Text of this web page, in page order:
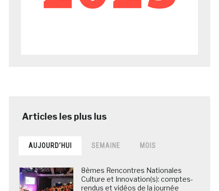
AUJOURD’HUI SEMAINE MOIS
8èmes Rencontres Nationales
Culture et Innovation(s): comptes-
rendus et vidéos de la journée